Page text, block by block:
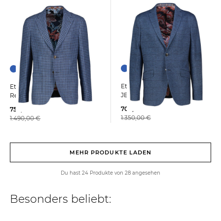
Etro | Herren Sakko ROMA
Regular Fit
750,00 €
1.490,00 €
Etro | Herren Sakko ROMA
JERSEY
700,00 €
1.350,00 €
MEHR PRODUKTE LADEN
Du hast 24 Produkte von 28 angesehen
Besonders beliebt: